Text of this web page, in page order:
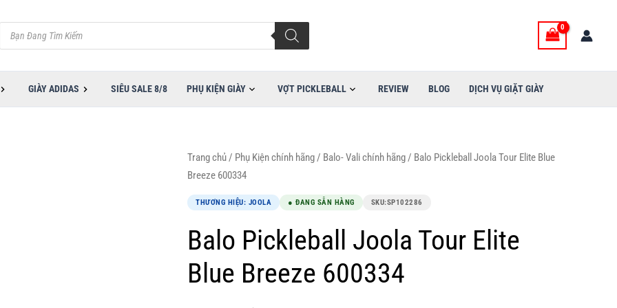
Tìm
kiếm
sản
GIÀY ADIDAS SIÊU SALE 8/8 PHỤ KIỆN GIÀY VỢT PICKLEBALL REVIEW BLOG DỊCH VỤ GIẶT GIÀY
Trang chủ/ Phụ Kiện chính hãng/ Balo- Vali chính hãng/ Balo Pickleball Joola Tour Elite Blue
Breeze 600334
THƯƠNG HIỆU: JOOLA ● ĐANG SẴN HÀNG SKU:SP102286
Balo Pickleball Joola Tour Elite
Blue Breeze 600334
Giá
gốc
là:
3,500,000VND.
Giá
hiện
tại
là:
2,700,000VND.
Balo
Pickleball
Joola
Tour
Elite
Blue
Breeze
600334